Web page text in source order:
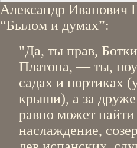
Александр Иванович
“Былом и думах”:
"Да, ты прав,
Платона, — ты,
садах и портиках
крыши), а за
равно может найти
наслаждение,